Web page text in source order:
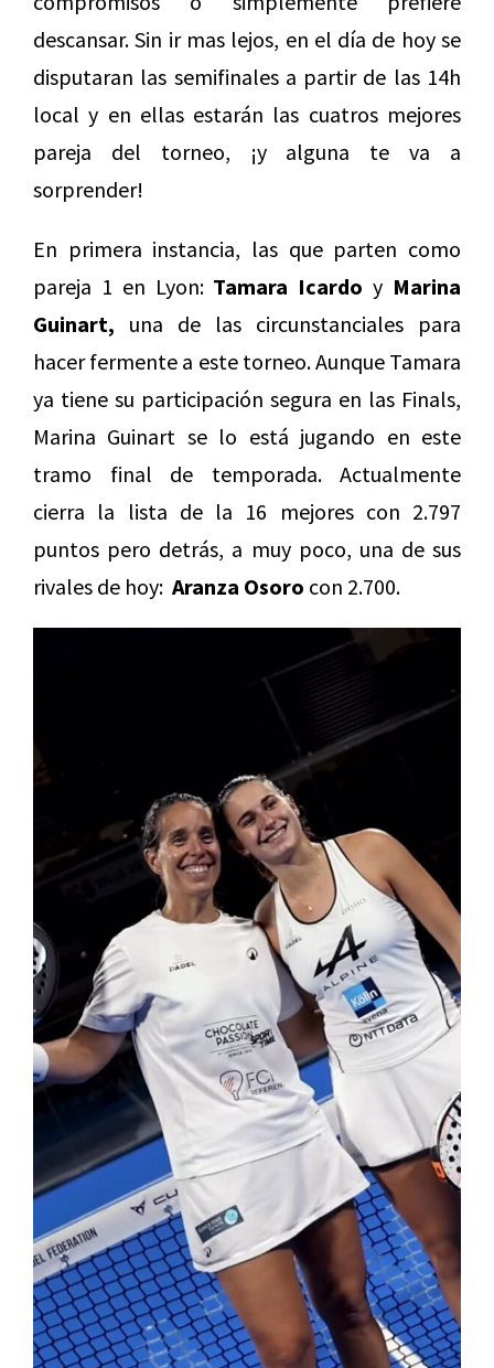
descansar. Sin ir mas lejos, en el día de hoy se
disputaran las semifinales a partir de las 14h
local y en ellas estarán las cuatros mejores
pareja del torneo, ¡y alguna te va a
sorprender!
En primera instancia, las que parten como
pareja 1 en Lyon: Tamara Icardo y Marina
Guinart, una de las circunstanciales para
hacer fermente a este torneo. Aunque Tamara
ya tiene su participación segura en las Finals,
Marina Guinart se lo está jugando en este
tramo final de temporada. Actualmente
cierra la lista de la 16 mejores con 2.797
puntos pero detrás, a muy poco, una de sus
rivales de hoy: Aranza Osoro con 2.700.